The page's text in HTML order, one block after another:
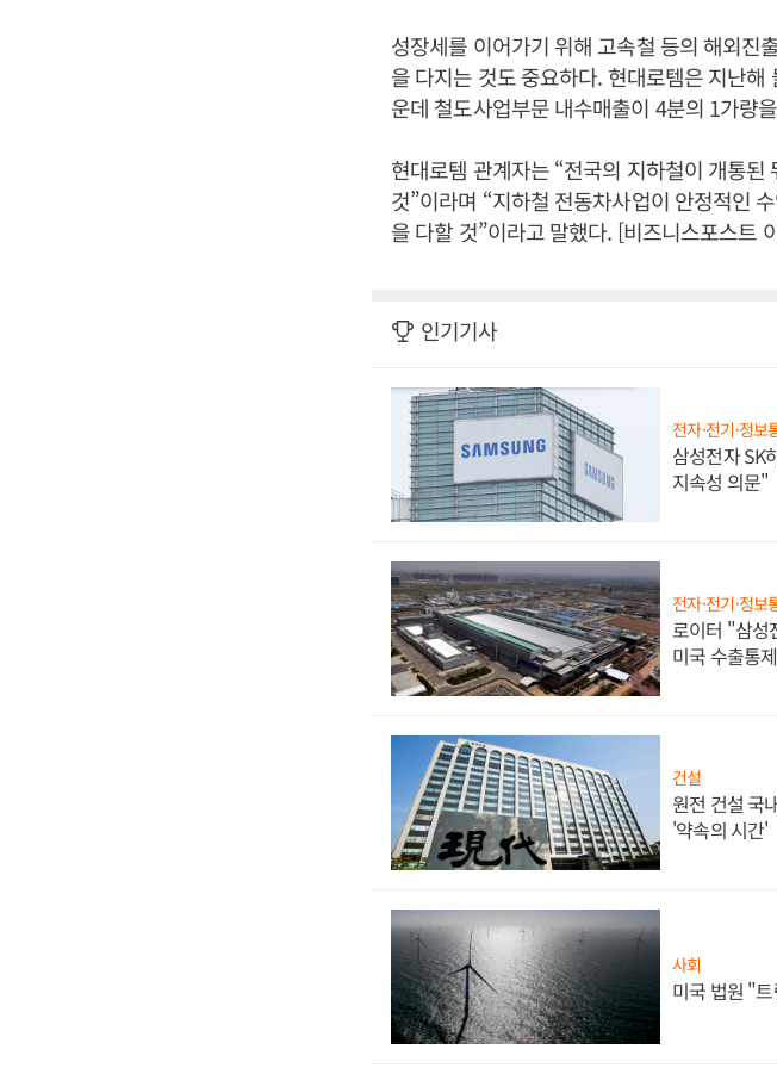
성장세를 이어가기 위해 고속철 등의 해외진
을 다지는 것도 중요하다. 현대로템은 지난
운데 철도사업부문 내수매출이 4분의 1가량
현대로템 관계자는 “전국의 지하철이 개통
것”이라며 “지하철 전동차사업이 안정적인
을 다할 것”이라고 말했다. [비즈니스포스트
인기기사
전자·전기·정보
삼성전자 SK
지속성 의문"
전자·전기·정보
로이터 "삼성
미국 수출통
건설
원전 건설 국
'약속의 시간'
사회
미국 법원 "